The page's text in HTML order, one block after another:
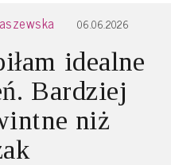
06.06.2026
idealne
Bardziej
niż